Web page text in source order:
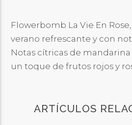
Flowerbomb La Vie En
verano refrescante y con
Notas cítricas de
un toque de frutos rojos y
ARTÍCULOS